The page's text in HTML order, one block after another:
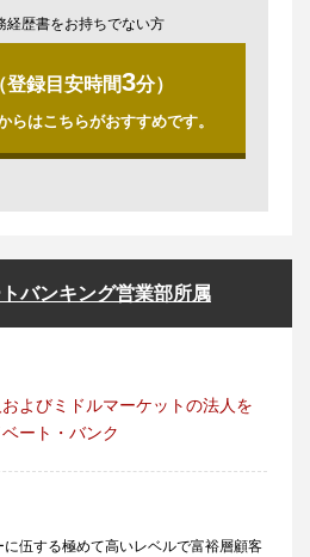
経歴書をお持ちでない方
登録目安時間3分）
らはこちらがおすすめです。
バンキング営業部所属
よびミドルマーケットの法人を
ート・バンク
伍する極めて高いレベルで富裕層顧客